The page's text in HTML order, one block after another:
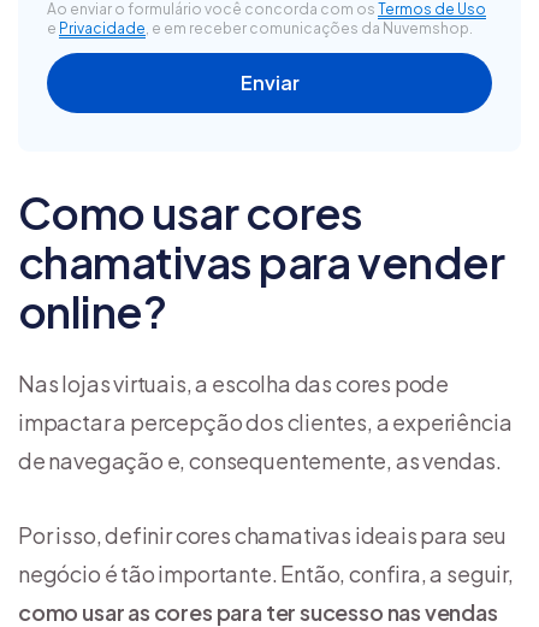
Ao enviar o formulário você concorda com os Termos de Uso
e Privacidade , e em receber comunicações da Nuvemshop.
Como usar cores
chamativas para vender
online?
Nas lojas virtuais, a escolha das cores pode
impactar a percepção dos clientes, a experiência
de navegação e, consequentemente, as vendas.
Por isso, definir cores chamativas ideais para seu
negócio é tão importante. Então, confira, a seguir,
como usar as cores para ter sucesso nas vendas